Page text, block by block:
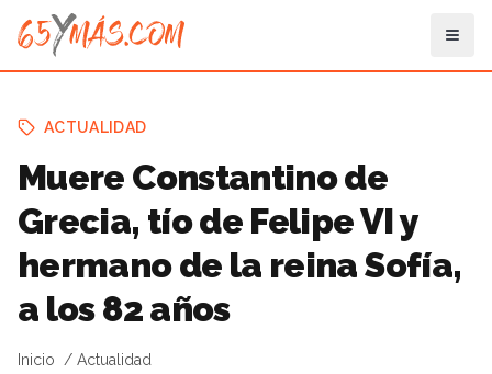
ACTUALIDAD
Muere Constantino de
Grecia, tío de Felipe VI y
hermano de la reina Sofía,
a los 82 años
Inicio Actualidad